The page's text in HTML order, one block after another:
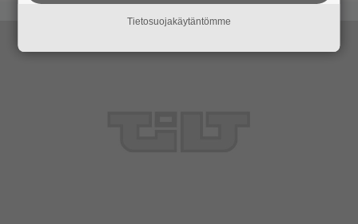
Tietosuojakäytäntömme